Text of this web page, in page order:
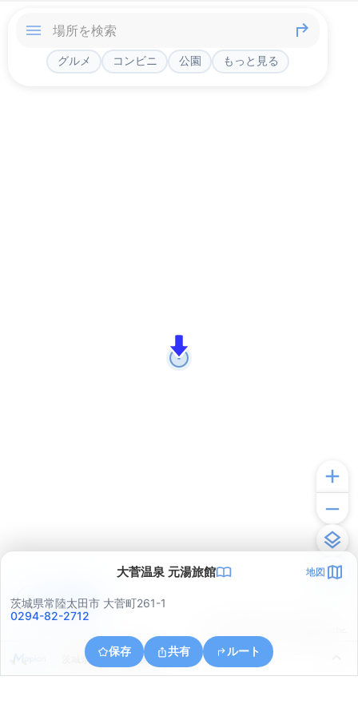
グルメ コンビニ 公園 もっと見る
大菅温泉 元湯旅館 地図
茨城県常陸太田市 大菅町261-1
0294-82-2712
保存 共有 ルート
茨城県日立市下深荻町
アプリで見る